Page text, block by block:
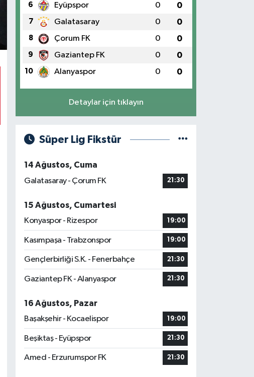
6 Eyüpspor 0 0
7 Galatasaray 0 0
8 Çorum FK 0 0
9 Gaziantep FK 0 0
10 Alanyaspor 0 0
Detaylar için tıklayın
Süper Lig Fikstür
14 Ağustos, Cuma
Galatasaray - Çorum FK
21:30
15 Ağustos, Cumartesi
Konyaspor - Rizespor
19:00
Kasımpaşa - Trabzonspor 19:00
Gençlerbirliği S.K. - Fenerbahçe 21:30
Gaziantep FK - Alanyaspor 21:30
16 Ağustos, Pazar
Başakşehir - Kocaelispor
19:00
Beşiktaş - Eyüpspor 21:30
Amed - Erzurumspor FK 21:30